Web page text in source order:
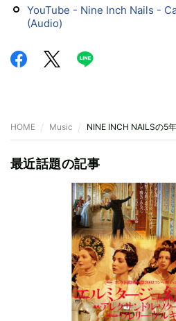
YouTube - Nine Inch Nails -
(Audio)
HOME Music NINE INCH NAILSの5
最近話題の記事